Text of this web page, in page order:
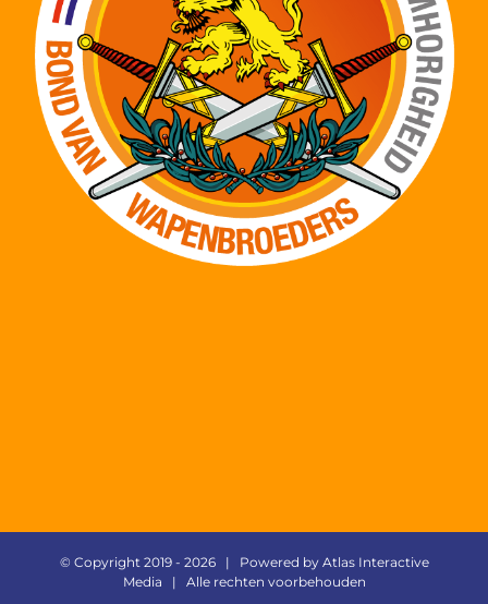
© Copyright 2019 - 2026 | Powered by Atlas Interactive
Media | Alle rechten voorbehouden